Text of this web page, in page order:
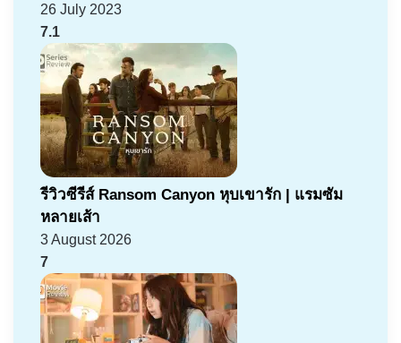
26 July 2023
7.1
รีวิวซีรีส์ Ransom Canyon หุบเขารัก | แรมซัม
หลายเส้า
3 August 2026
7